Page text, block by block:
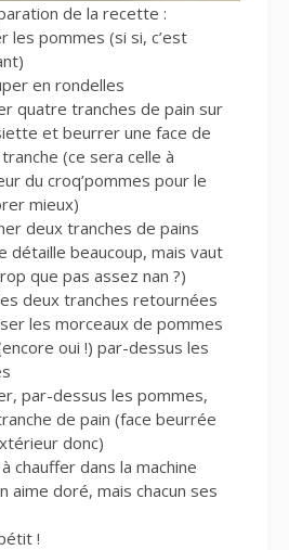
de la recette :
les pommes (si si, c’est
en rondelles
quatre tranches de pain sur
et beurrer une face de
(ce sera celle à
du croq’pommes pour le
mieux)
deux tranches de pains
détaille beaucoup, mais vaut
que pas assez nan ?)
deux tranches retournées
les morceaux de pommes
oui !) par-dessus les
par-dessus les pommes,
de pain (face beurrée
donc)
chauffer dans la machine
aime doré, mais chacun ses
!